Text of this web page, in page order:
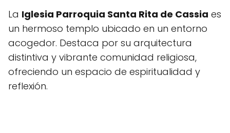
La Iglesia Parroquia Santa Rita de Cassia es
un hermoso templo ubicado en un entorno
acogedor. Destaca por su arquitectura
distintiva y vibrante comunidad religiosa,
ofreciendo un espacio de espiritualidad y
reflexión.